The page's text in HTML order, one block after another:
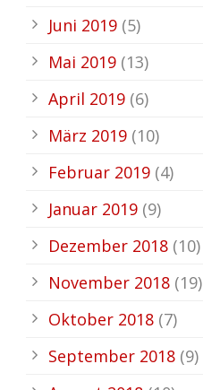
Juni 2019 (5)
Mai 2019 (13)
April 2019 (6)
März 2019 (10)
Februar 2019 (4)
Januar 2019 (9)
Dezember 2018 (10)
November 2018 (19)
Oktober 2018 (7)
September 2018 (9)